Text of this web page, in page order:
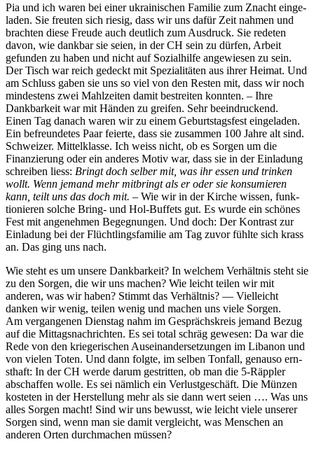
Pia und ich waren bei ein­er ukrainis­chen Fam­i­lie zum Znacht ein­ge­
laden. Sie freuten sich riesig, dass wir uns dafür Zeit nah­men und
bracht­en diese Freude auch deut­lich zum Aus­druck. Sie rede­ten
davon, wie dankbar sie seien, in der CH sein zu dür­fen, Arbeit
gefun­den zu haben und nicht auf Sozial­hil­fe angewiesen zu sein.
Der Tisch war reich gedeckt mit Spezial­itäten aus ihrer Heimat. Und
am Schluss gaben sie uns so viel von den Resten mit, dass wir noch
min­destens zwei Mahlzeit­en damit bestre­it­en kon­nten. – Ihre
Dankbarkeit war mit Hän­den zu greifen. Sehr beein­druck­end.
Einen Tag danach waren wir zu einem Geburt­stags­fest ein­ge­laden.
Ein befre­un­detes Paar feierte, dass sie zusam­men 100 Jahre alt sind.
Schweiz­er. Mit­telk­lasse. Ich weiss nicht, ob es Sor­gen um die
Finanzierung oder ein anderes Motiv war, dass sie in der Ein­ladung
schreiben liess: Bringt doch sel­ber mit, was ihr essen und trinken
wollt. Wenn jemand mehr mit­bringt als er oder sie kon­sum­ieren
kann, teilt uns das doch mit. – Wie wir in der Kirche wis­sen, funk­
tion­ieren solche Bring- und Hol-Buf­fets gut. Es wurde ein schönes
Fest mit angenehmen Begeg­nun­gen. Und doch: Der Kon­trast zur
Ein­ladung bei der Flüchtlings­fam­i­lie am Tag zuvor fühlte sich krass
an. Das ging uns nach.
Wie ste­ht es um unsere Dankbarkeit? In welchem Ver­hält­nis ste­ht sie
zu den Sor­gen, die wir uns machen? Wie leicht teilen wir mit
anderen, was wir haben? Stimmt das Ver­hält­nis? — Vielle­icht
danken wir wenig, teilen wenig und machen uns viele Sor­gen.
Am ver­gan­genen Dien­stag nahm im Gespräch­skreis jemand Bezug
auf die Mit­tagsnachricht­en. Es sei total schräg gewe­sen: Da war die
Rede von den kriegerischen Auseinan­der­set­zun­gen im Libanon und
von vie­len Toten. Und dann fol­gte, im sel­ben Ton­fall, genau­so ern­
sthaft: In der CH werde darum gestrit­ten, ob man die 5‑Räppler
abschaf­fen wolle. Es sei näm­lich ein Ver­lust­geschäft. Die Münzen
kosteten in der Her­stel­lung mehr als sie dann wert seien …. Was uns
alles Sor­gen macht! Sind wir uns bewusst, wie leicht viele unser­er
Sor­gen sind, wenn man sie damit ver­gle­icht, was Men­schen an
anderen Orten durch­machen müssen?